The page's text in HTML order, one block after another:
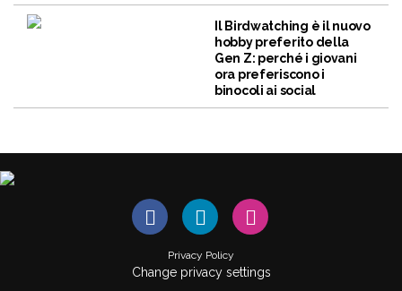
Il Birdwatching è il nuovo
hobby preferito della
Gen Z: perché i giovani
ora preferiscono i
binocoli ai social
Privacy Policy
Change privacy settings